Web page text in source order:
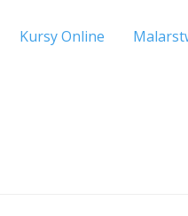
Kursy Online